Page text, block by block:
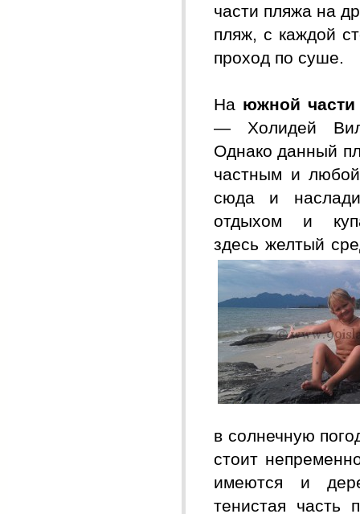
части пляжа на
пляж, с каждой
проход по суше.
На южной части
— Холидей
Однако данный
частным и
сюда и
отдыхом и
здесь желтый
в солнечную
стоит
имеются и
тенистая часть